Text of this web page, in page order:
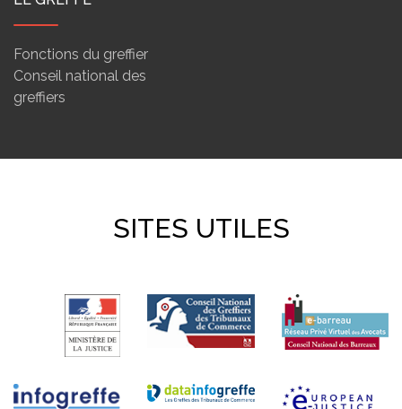
Fonctions du greffier
Conseil national des
greffiers
SITES UTILES